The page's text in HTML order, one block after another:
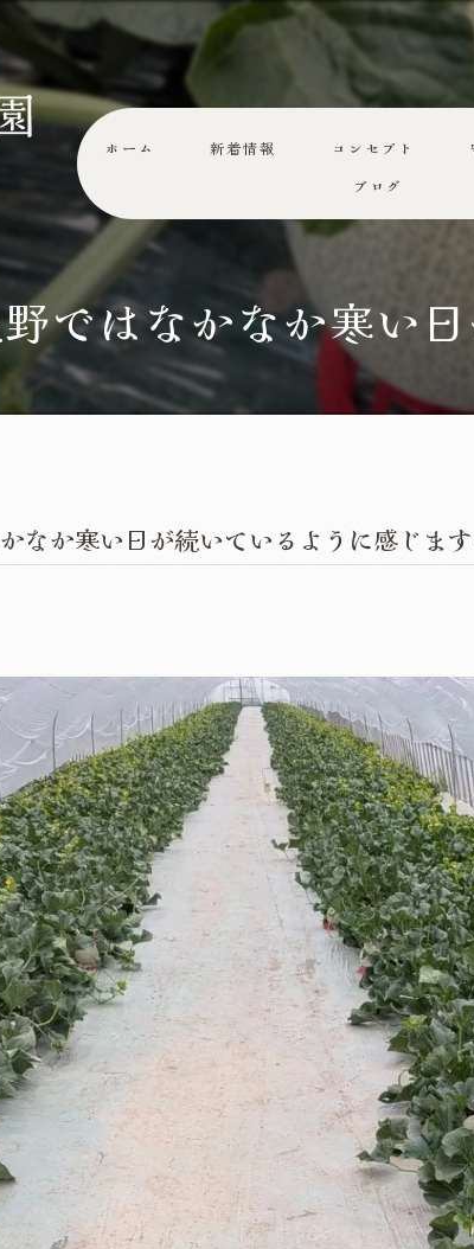
ホーム 新着情報 コンセプト
代表あいさつ
ブログ
ではなかなか寒い
なか寒い日が続いているように感じま